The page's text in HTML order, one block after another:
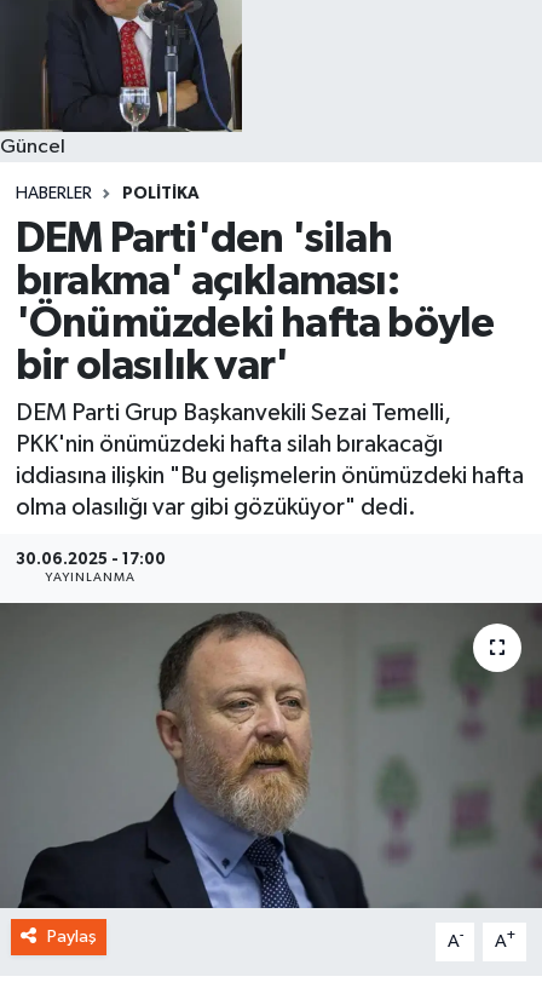
Güncel
HABERLER POLITIKA
DEM Parti'den 'silah
bırakma' açıklaması:
'Önümüzdeki hafta böyle
bir olasılık var'
DEM Parti Grup Başkanvekili Sezai Temelli,
PKK'nin önümüzdeki hafta silah bırakacağı
iddiasına ilişkin "Bu gelişmelerin önümüzdeki hafta
olma olasılığı var gibi gözüküyor" dedi.
30.06.2025 - 17:00
YAYINLANMA
Paylaş A- A+